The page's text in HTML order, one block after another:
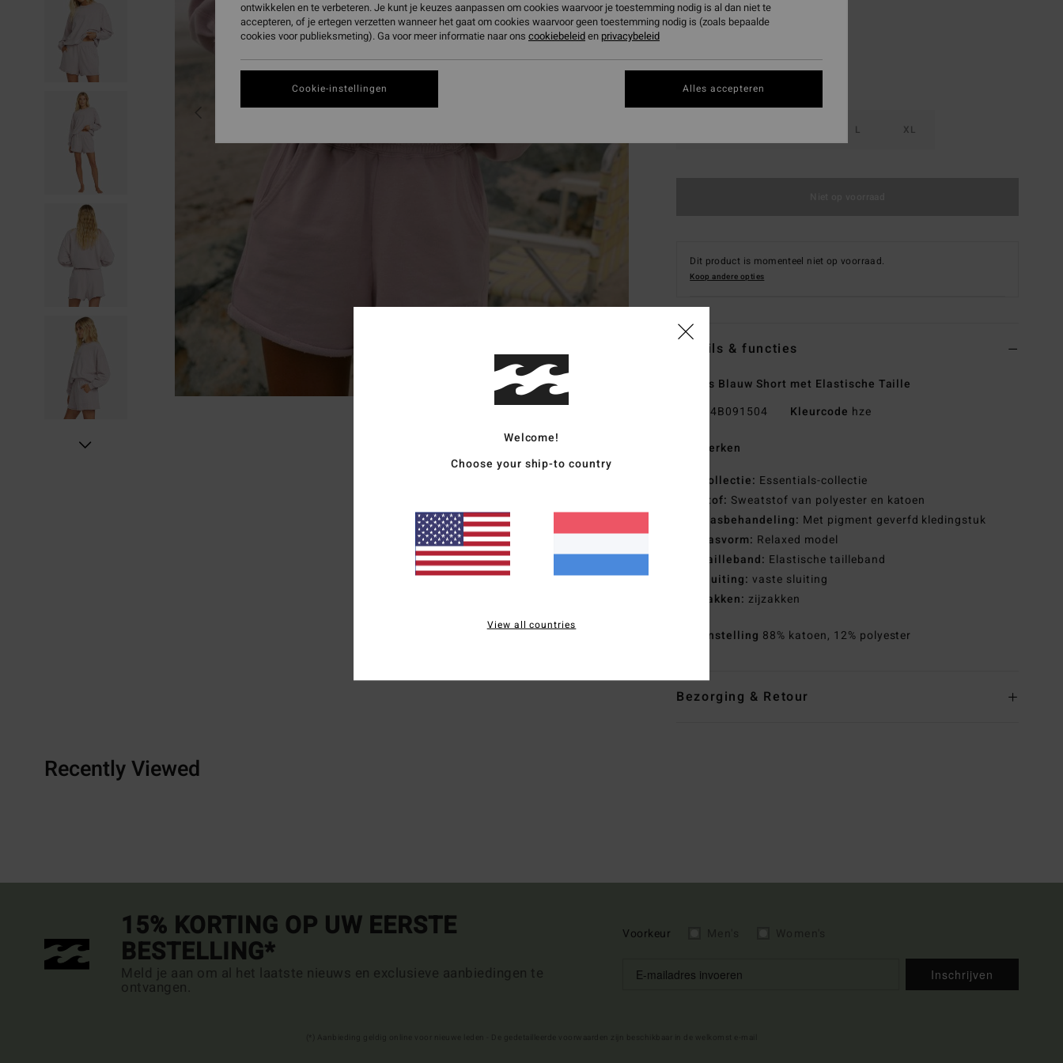
L XL
Dit product is momenteel niet op voorraad.
Koop andere opties
Details & functies
Dames Blauw Short met Elastische Taille
24B091504 Kleurcode hze
Kenmerken
Collectie: Essentials-collectie
Stof: Sweatstof van polyester en katoen
Wasbehandeling: Met pigment geverfd kledingstuk
Pasvorm: Relaxed model
Tailleband: Elastische tailleband
Sluiting: vaste sluiting
Zakken: zijzakken
Samenstelling 88% katoen, 12% polyester
Bezorging & Retour
Recently Viewed
15% KORTING OP UW EERSTE
BESTELLING*
Meld je aan om al het laatste nieuws en exclusieve aanbiedingen te
ontvangen.
Voorkeur
Inschrijven
Welcome!
Choose your ship-to country
View all countries
ontwikkelen en te verbeteren. Je kunt je keuzes aanpassen om cookies waarvoor je toestemming nodig is al dan niet te
accepteren, of je ertegen verzetten wanneer het gaat om cookies waarvoor geen toestemming nodig is (zoals bepaalde
cookies voor publieksmeting). Ga voor meer informatie naar ons cookiebeleiden privacybeleid
Cookie-instellingen Alles accepteren